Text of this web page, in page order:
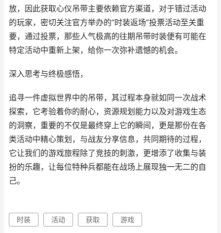
放，因此获取心仪吊带主要依赖官方渠道，对于错过活动
的玩家，密切关注官方举办的“时装返场”投票活动至关重
要，通过投票，那些人气极高的往期吊带时装便有可能在
特定活动中重新上架，给你一次弥补遗憾的机会。
深入思考与终极感悟，
追寻一件虚拟世界中的吊带，其过程本身就如同一次战术
探索，它考验着你的耐心，资源规划能力以及对游戏生态
的洞察，重要的不仅是最终穿上它的瞬间，更是那份在各
类活动中精心策划，与战友分享信息，共同期待的过程，
它让我们的游戏旅程除了竞技的刺激，更增添了收集与装
扮的乐趣，让每位特种兵都能在战场上展现独一无二的自
己。
时装 活动 获取 游戏